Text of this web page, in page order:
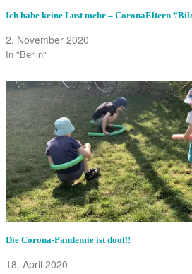
Ich habe keine Lust mehr – CoronaEltern
2. November 2020
In "Berlin"
Die Corona-Pandemie ist doof!!
18. April 2020